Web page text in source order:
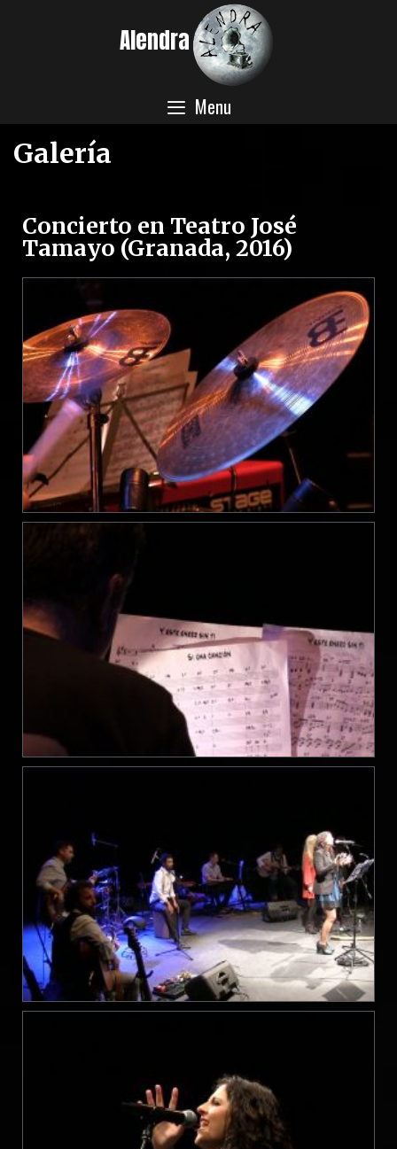
Alendra
Menu
Galería
Concierto en Teatro José
Tamayo (Granada, 2016)